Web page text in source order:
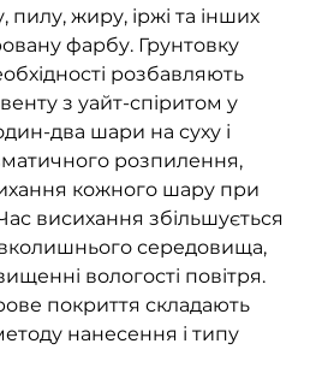
жиру, іржі та інших
фарбу. Грунтовку
розбавляють
з уайт-спіритом у
два шари на суху і
розпилення,
кожного шару при
висихання збільшується
середовища,
вологості повітря.
покриття складають
нанесення і типу